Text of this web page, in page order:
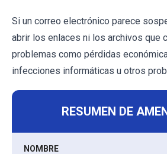
Si un correo electrónico parece
abrir los enlaces ni los archivos que
problemas como pérdidas
infecciones informáticas u otros
RESUMEN DE
NOMBRE